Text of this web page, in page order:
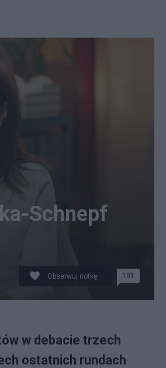
Schnepf
Obserwuj notkę 101
w debacie trzech
ostatnich rundach